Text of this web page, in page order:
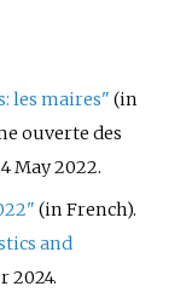
les maires" (in
ouverte des
May 2022.
(in French).
and
2024.